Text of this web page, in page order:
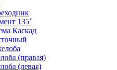
135˚
Каскад
(правая)
(левая)